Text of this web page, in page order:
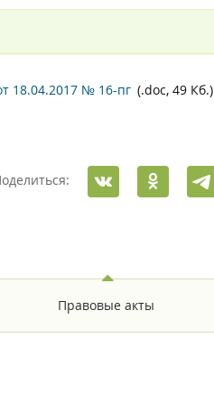
18.04.2017 № 16-пг (.doc, 49 Кб.)
Правовые акты